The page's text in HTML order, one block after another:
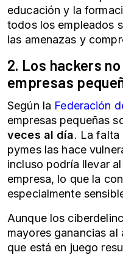
educación y la
todos los empleados
las amenazas y
2. Los hackers
empresas
Según la Federación
empresas pequeñas
veces al día. La falta
pymes las hace
incluso podría llevar
empresa, lo que la
especialmente
Aunque los
mayores ganancias
que está en juego